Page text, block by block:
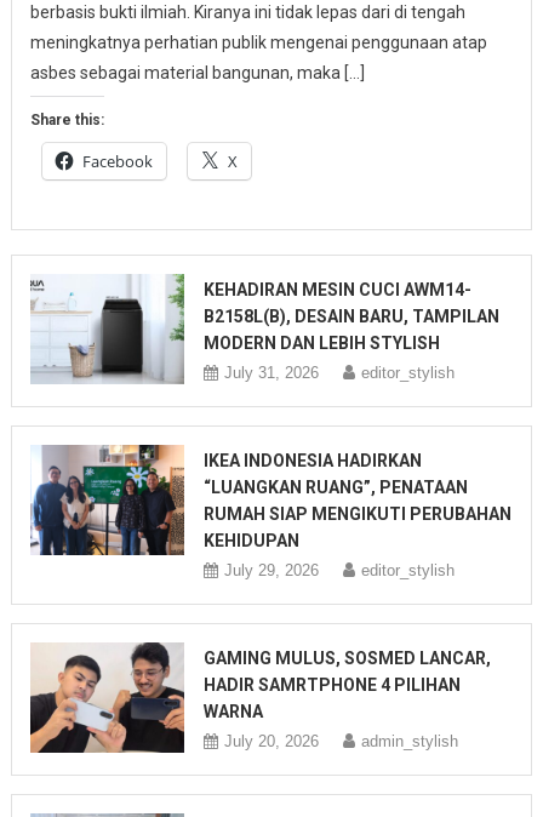
berbasis bukti ilmiah. Kiranya ini tidak lepas dari di tengah
meningkatnya perhatian publik mengenai penggunaan atap
asbes sebagai material bangunan, maka […]
Share this:
Facebook X
KEHADIRAN MESIN CUCI AWM14-
B2158L(B), DESAIN BARU, TAMPILAN
MODERN DAN LEBIH STYLISH
July 31, 2026 editor_stylish
IKEA INDONESIA HADIRKAN
“LUANGKAN RUANG”, PENATAAN
RUMAH SIAP MENGIKUTI PERUBAHAN
KEHIDUPAN
July 29, 2026 editor_stylish
GAMING MULUS, SOSMED LANCAR,
HADIR SAMRTPHONE 4 PILIHAN
WARNA
July 20, 2026 admin_stylish